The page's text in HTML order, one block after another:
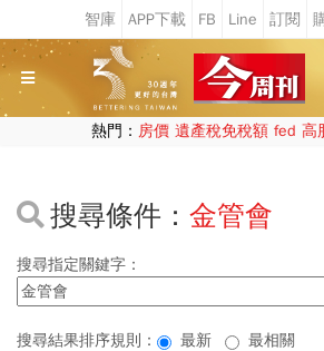
熱門： 房價 遺產稅免稅額 fed 高
搜尋條件： 金管會
搜尋指定關鍵字：
搜尋結果排序規則： 最新 最相關